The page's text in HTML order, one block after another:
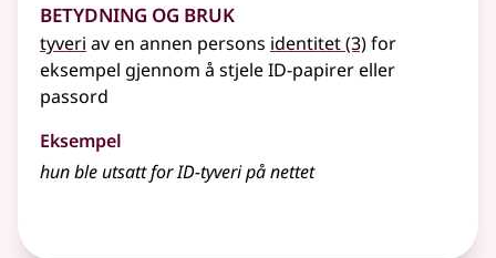
Betydning og bruk
tyveri av en annen persons identitet(3)for
eksempel gjennom å stjele ID-papirer eller
passord
Eksempel
hun ble utsatt for ID-tyveri på nettet